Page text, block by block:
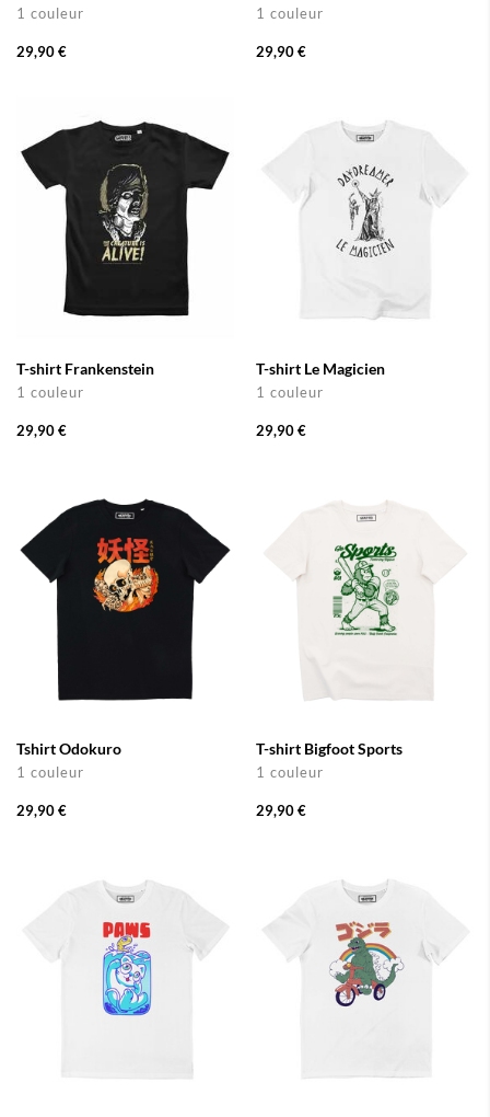
1 couleur
29,90 €
1 couleur
29,90 €
T-shirt Frankenstein
1 couleur
29,90 €
T-shirt Le Magicien
1 couleur
29,90 €
Tshirt Odokuro
1 couleur
29,90 €
T-shirt Bigfoot Sports
1 couleur
29,90 €